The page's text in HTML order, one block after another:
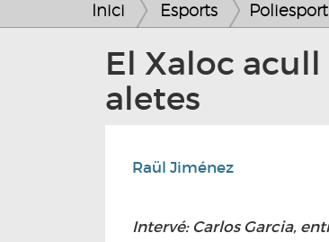
Inici Esports
El Xaloc
aletes
Raül Jiménez
Intervé: Carlos Garcia,